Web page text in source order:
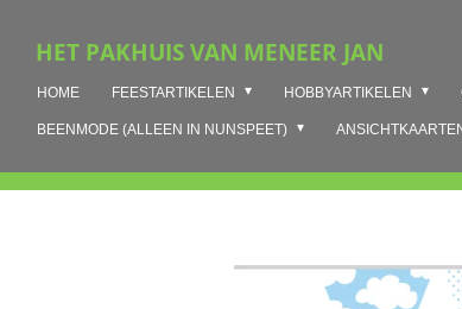
direct
hoofdinhoud
HET PAKHUIS VAN MENEER JAN
HOME FEESTARTIKELEN HOBBYARTIKELEN
BEENMODE (ALLEEN IN NUNSPEET)